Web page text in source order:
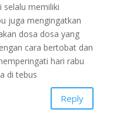
selalu memiliki
juga mengingatkan
dosa dosa yang
cara bertobat dan
hari rabu
di tebus
Reply